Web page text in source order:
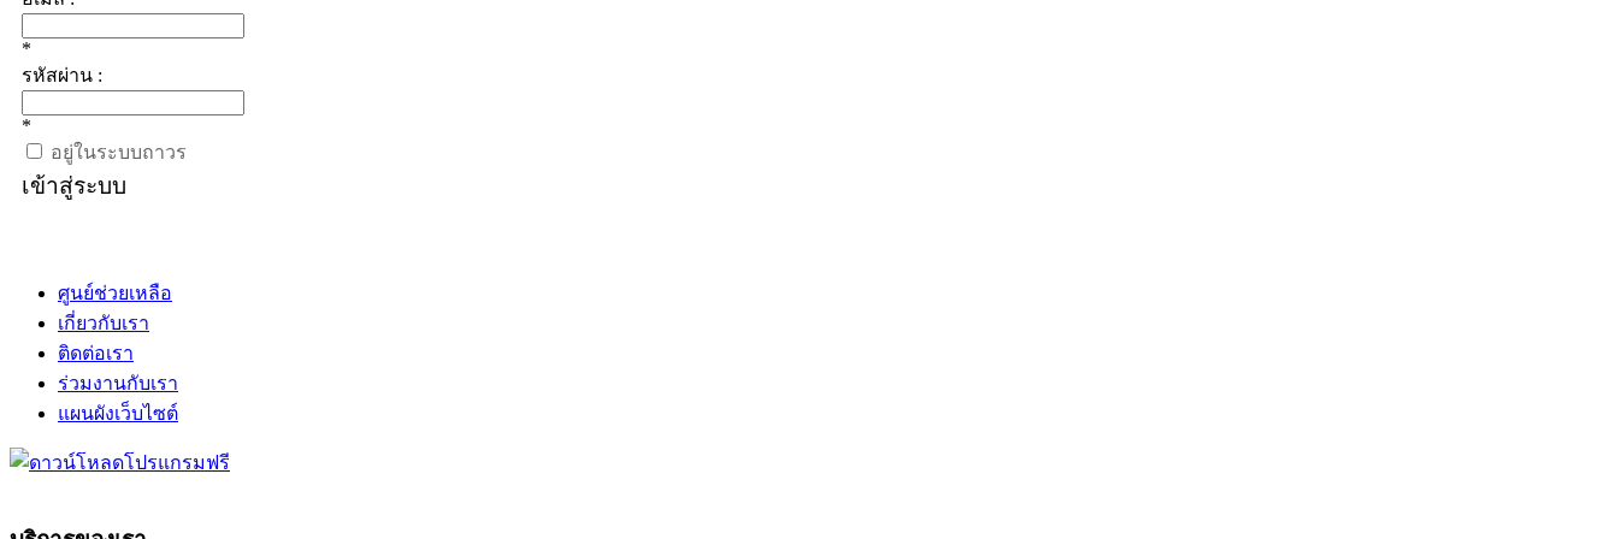
*
รหัสผ่าน :
*
อยู่ในระบบถาวร
เข้าสู่ระบบ
ศูนย์ช่วยเหลือ
เกี่ยวกับเรา
ติดต่อเรา
ร่วมงานกับเรา
แผนผังเว็บไซต์